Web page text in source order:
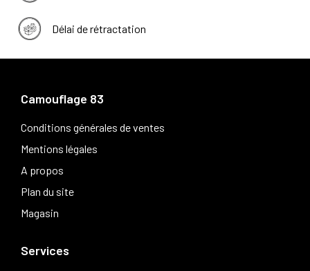
Délai de rétractation
Camouflage 83
Conditions générales de ventes
Mentions légales
A propos
Plan du site
Magasin
Services